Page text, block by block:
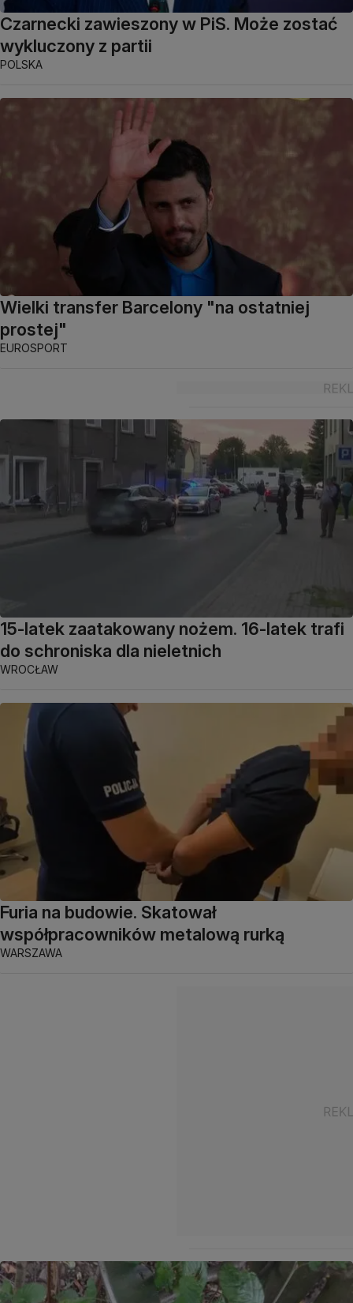
Czarnecki zawieszony w PiS. Może zostać
wykluczony z partii
POLSKA
Wielki transfer Barcelony "na ostatniej
prostej"
EUROSPORT
15-latek zaatakowany nożem. 16-latek trafi
do schroniska dla nieletnich
WROCŁAW
Furia na budowie. Skatował
współpracowników metalową rurką
WARSZAWA